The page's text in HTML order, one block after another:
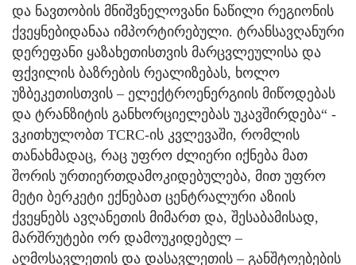
და ნავთობის მნიშვნელოვანი ნაწილი რეგიონის
ქვეყნებიდანაა იმპორტირებული. ტრანსავღანური
დერეფანი ყაზახეთისთვის მარცვლეულისა და
ფქვილის ბაზრების რეალიზებას, ხოლო
უზბეკეთისთვის – ელექტროენერგიის მიწოდებას
და ტრანზიტის განხორციელებას უკავშირდება“ -
ვკითხულობთ TCRC-ის კვლევაში, რომლის
თანახმადაც, რაც უფრო ძლიერი იქნება მათ
შორის ურთიერთდამოკიდებულება, მით უფრო
მეტი ბერკეტი ექნებათ ცენტრალური აზიის
ქვეყნებს ავღანეთის მიმართ და, შესაბამისად,
მარშრუტები ორ დამოუკიდებელ –
აღმოსავლეთის და დასავლეთის – განშტოებების